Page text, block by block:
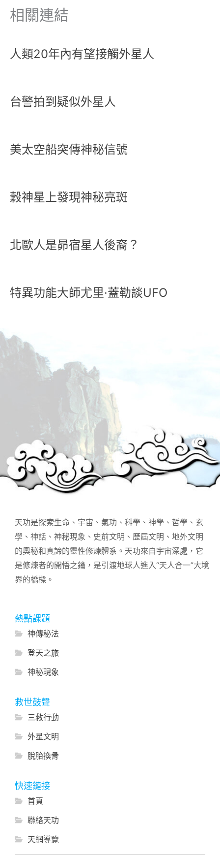
相關連結
人類20年內有望接觸外星人
台警拍到疑似外星人
美太空船突傳神秘信號
穀神星上發現神秘亮斑
北歐人是昴宿星人後裔？
特異功能大師尤里·蓋勒談UFO
天功是探索生命、宇宙、氣功、科學、神學、哲學、玄
學、神話、神秘現象、史前文明、歷屆文明、地外文明
的奧秘和真諦的靈性修煉體系。天功來自宇宙深處，它
是修煉者的開悟之鑰，是引渡地球人進入“天人合一”大境
界的橋樑。
熱點課題
神傳秘法
登天之旅
神秘現象
救世鼓聲
三救行動
外星文明
脫胎換骨
快速鏈接
首頁
聯絡天功
天網導覽